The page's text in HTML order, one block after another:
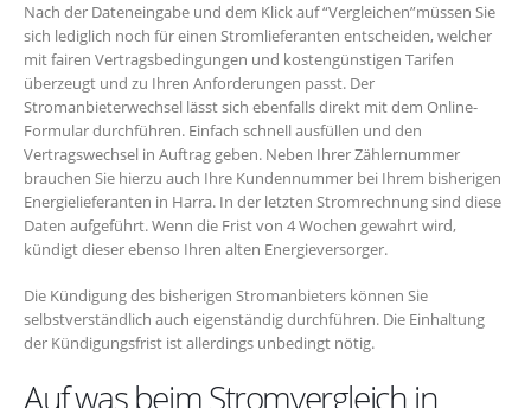
Nach der Dateneingabe und dem Klick auf “Vergleichen”müssen Sie
sich lediglich noch für einen Stromlieferanten entscheiden, welcher
mit fairen Vertragsbedingungen und kostengünstigen Tarifen
überzeugt und zu Ihren Anforderungen passt. Der
Stromanbieterwechsel lässt sich ebenfalls direkt mit dem Online-
Formular durchführen. Einfach schnell ausfüllen und den
Vertragswechsel in Auftrag geben. Neben Ihrer Zählernummer
brauchen Sie hierzu auch Ihre Kundennummer bei Ihrem bisherigen
Energielieferanten in Harra. In der letzten Stromrechnung sind diese
Daten aufgeführt. Wenn die Frist von 4 Wochen gewahrt wird,
kündigt dieser ebenso Ihren alten Energieversorger.
Die Kündigung des bisherigen Stromanbieters können Sie
selbstverständlich auch eigenständig durchführen. Die Einhaltung
der Kündigungsfrist ist allerdings unbedingt nötig.
Auf was beim Stromvergleich in